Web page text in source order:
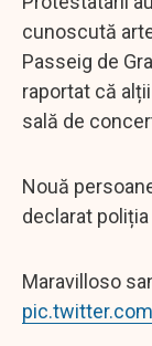
cunoscută
Passeig de
raportat că
sală de
Nouă
declarat
Maravilloso